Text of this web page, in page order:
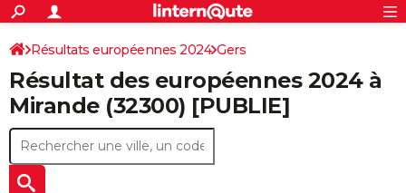
ACTUALITÉS
Politique
Société
Faits Divers
Education
Monde
Villes
+
SPORT
Coupe du monde 2026
Football
Tennis
Cyclisme
Rugby
Forum
CULTURE
Programme TV
TNT
Streaming
Cinéma
Sorties cinéma
Musique
+
FINANCE
Retraite
Impôts
Epargne
Immobilier
Risques naturels par ville
Banque
Assurance
Crédit
AUTO
S'inscrire
Connexion
Résultats européennes 2024 Gers
Résultat des européennes 2024 à
Mirande (32300) [PUBLIE]